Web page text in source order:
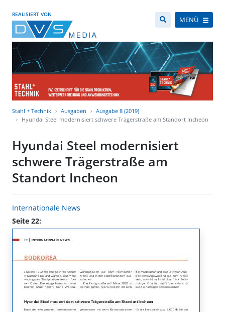
REALISIERT VON
MENÜ
Stahl + Technik Ausgaben
Ausgabe 8 (2019)
Hyundai Steel modernisiert schwere Trägerstraße am Standort Incheon
Hyundai Steel modernisiert
schwere Trägerstraße am
Standort Incheon
Internationale News
Seite 22: